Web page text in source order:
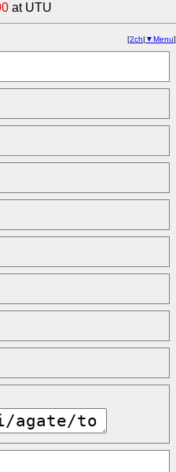
at UTU
[2ch| ▼Menu]